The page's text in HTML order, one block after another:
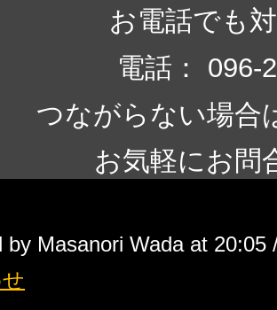
お電話でも
電話： 096-
つながらない場合
お気軽にお問
by Masanori Wada at